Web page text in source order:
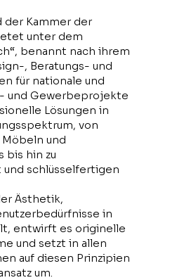
der Kammer der
unter dem
benannt nach ihrem
, Beratungs- und
für nationale und
und Gewerbeprojekte
Lösungen in
von
und
bis hin zu
schlüsselfertigen
Ästhetik,
in
entwirft es originelle
und setzt in allen
auf diesen Prinzipien
um.